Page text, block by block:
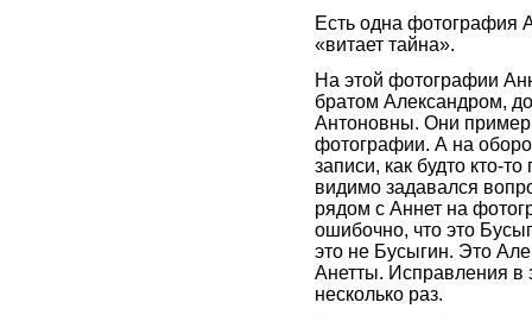
Есть одна фотография
«витает тайна».
На этой фотографии
братом Александром,
Антоновны. Они
фотографии. А на
записи, как будто кто-
видимо задавался
рядом с Аннет на
ошибочно, что это
это не Бусыгин. Это
Анетты. Исправления в
несколько раз.